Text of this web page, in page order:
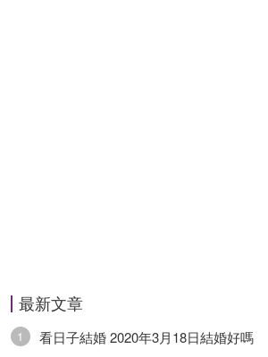
最新文章
1 看日子結婚 2020年3月18日結婚好嗎